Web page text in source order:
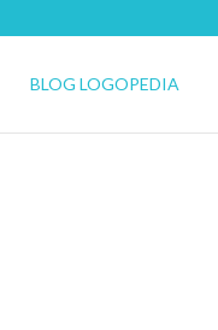
BLOG LOGOPEDIA